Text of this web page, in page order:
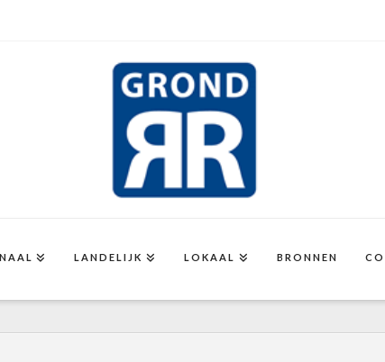
LANDELIJK LOKAAL BRONNEN